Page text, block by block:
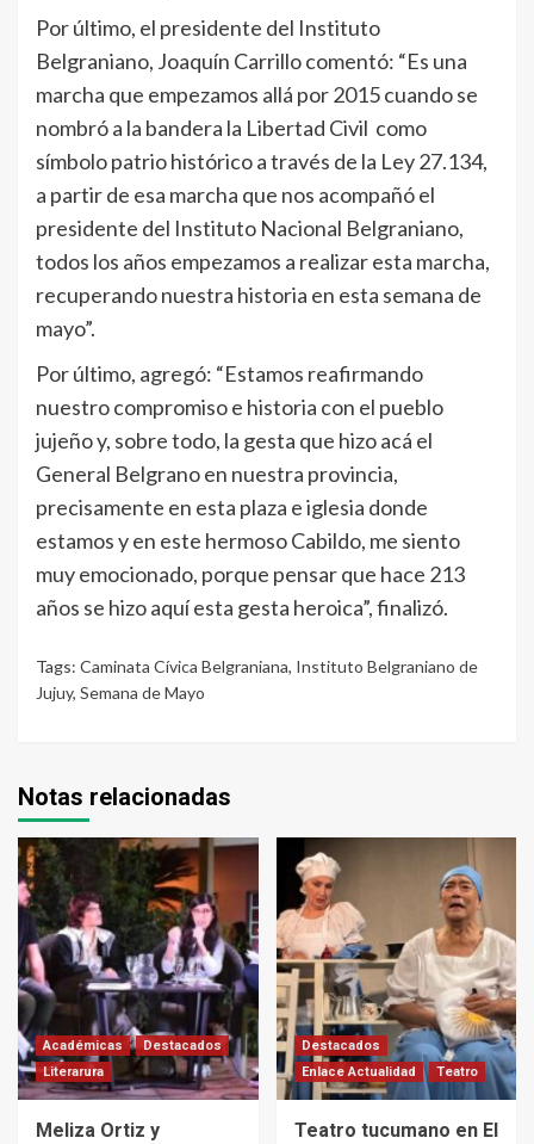
Por último, el presidente del Instituto
Belgraniano, Joaquín Carrillo comentó: “Es una
marcha que empezamos allá por 2015 cuando se
nombró a la bandera la Libertad Civil como
símbolo patrio histórico a través de la Ley 27.134,
a partir de esa marcha que nos acompañó el
presidente del Instituto Nacional Belgraniano,
todos los años empezamos a realizar esta marcha,
recuperando nuestra historia en esta semana de
mayo”.
Por último, agregó: “Estamos reafirmando
nuestro compromiso e historia con el pueblo
jujeño y, sobre todo, la gesta que hizo acá el
General Belgrano en nuestra provincia,
precisamente en esta plaza e iglesia donde
estamos y en este hermoso Cabildo, me siento
muy emocionado, porque pensar que hace 213
años se hizo aquí esta gesta heroica”, finalizó.
Tags: Caminata Cívica Belgraniana, Instituto Belgraniano de
Jujuy, Semana de Mayo
Notas relacionadas
Académicas
Destacados
Literarura
Meliza Ortiz y
Destacados
Enlace Actualidad
Teatro
Teatro tucumano en El